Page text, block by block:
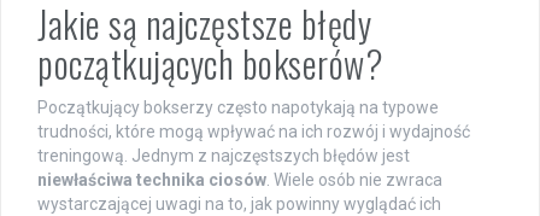
Jakie są najczęstsze błędy
początkujących bokserów?
Początkujący bokserzy często napotykają na typowe
trudności, które mogą wpływać na ich rozwój i wydajność
treningową. Jednym z najczęstszych błędów jest
niewłaściwa technika ciosów. Wiele osób nie zwraca
wystarczającej uwagi na to, jak powinny wyglądać ich